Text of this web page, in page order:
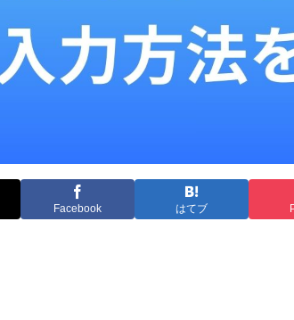
Facebook はてブ